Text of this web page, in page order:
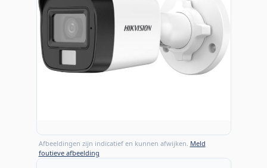
Afbeeldingen zijn indicatief en kunnen afwijken. Meld
foutieve afbeelding